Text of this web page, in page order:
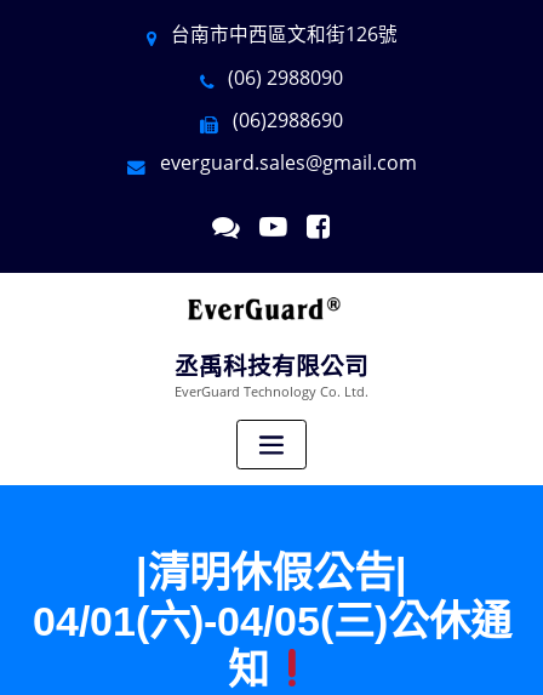
台南市中西區文和街126號
(06) 2988090
(06)2988690
everguard.sales@gmail.com
丞禹科技有限公司
EverGuard Technology Co. Ltd.
|清明休假公告|
04/01(六)-04/05(三)公休通
知